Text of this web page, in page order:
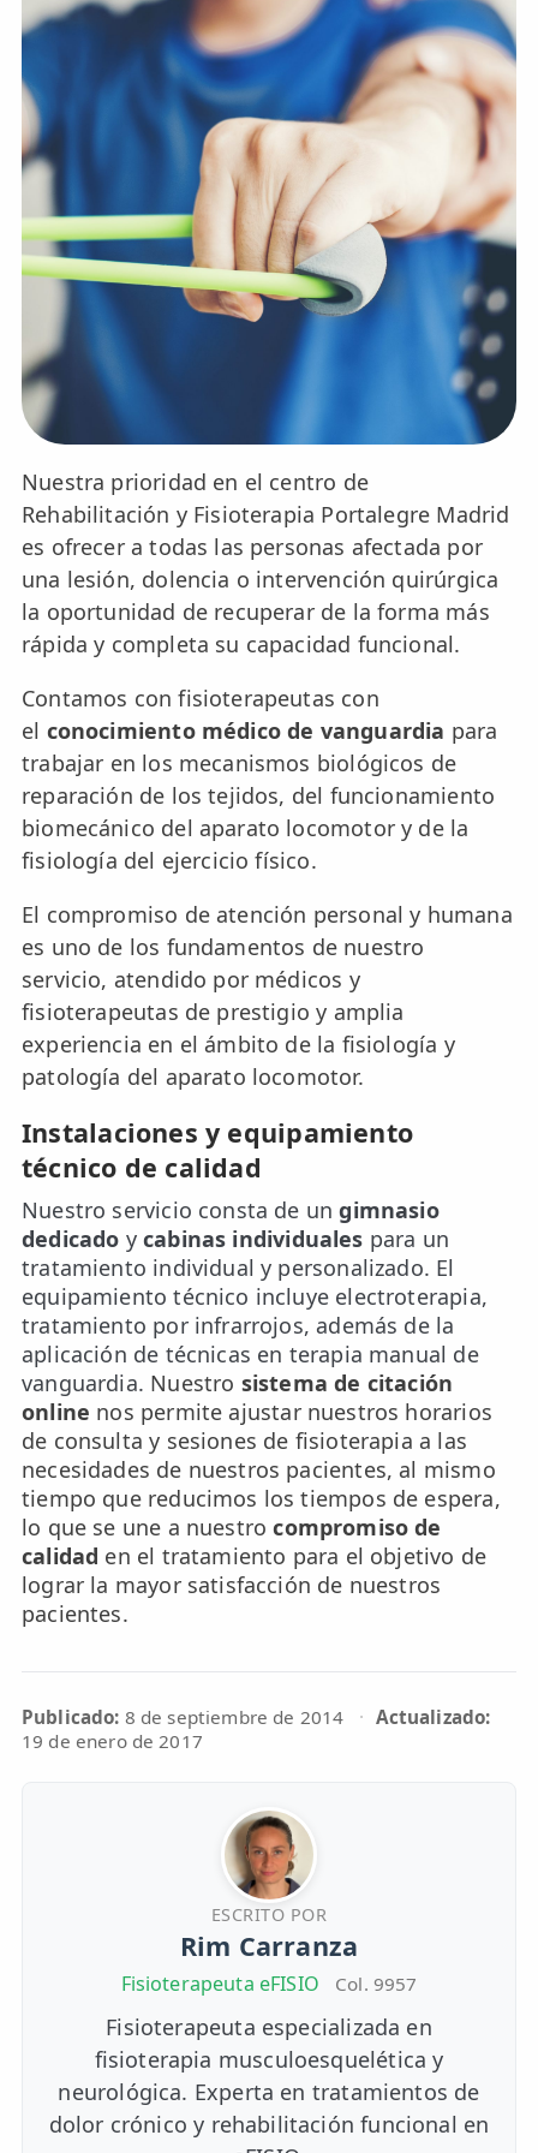
💆‍♀️ Tratamientos
😓 Síntomas
📅 Pedir Cita
📰 Blog
🏢 Empresas
UBICACIONES
🔍 Buscador Clínicas
📍 Barrio del Pilar
📍 Chamberí - Centro
📍 Barrio Salamanca
📍 Carabanchel - Usera
📍 Bravo Murillo
📍 Getafe
🛍️ Tienda Bonos
🛍️ Tienda Productos Fisioterapia
🎁 Tarjetas Regalo
🛒 Carrito
❤️ Ofertas
CONTACTO
☎️ 91 005 23 63
📧 Contacta
ESPECIALIDADES
🩻 Fisioterapia Traumatológica
😧 Fisioterapia ATM
🦴 Osteopatía
🫶 Suelo Pélvico
💆 Masajes Madrid
🏅 Fisioterapia Deportiva
🧠 Fisioterapia Neurológica
🧍 Fisioterapia Vestibular
🫁 Fisioterapia Respiratoria
👶 Fisioterapia Pediátrica
TRATAMIENTOS
✅ Punción Seca
✅ Ondas de Choque
✨ Radiofrecuencia INDIBA
✨ Drenaje Linfático Manual
✨ Presoterapia
✨ Cicatrices y Estrías
Nuestra prioridad en el centro de
Rehabilitación y Fisioterapia Portalegre Madrid
es ofrecer a todas las personas afectada por
una lesión, dolencia o intervención quirúrgica
la oportunidad de recuperar de la forma más
rápida y completa su capacidad funcional.
Contamos con fisioterapeutas con
el conocimiento médico de vanguardia para
trabajar en los mecanismos biológicos de
reparación de los tejidos, del funcionamiento
biomecánico del aparato locomotor y de la
fisiología del ejercicio físico.
El compromiso de atención personal y humana
es uno de los fundamentos de nuestro
servicio, atendido por médicos y
fisioterapeutas de prestigio y amplia
experiencia en el ámbito de la fisiología y
patología del aparato locomotor.
Instalaciones y equipamiento
técnico de calidad
Nuestro servicio consta de ungimnasio
dedicado y cabinas individuales para un
tratamiento individual y personalizado. El
equipamiento técnico incluye electroterapia,
tratamiento por infrarrojos, además de la
aplicación de técnicas en terapia manual de
vanguardia. Nuestro sistema de citación
online nos permite ajustar nuestros horarios
de consulta y sesiones de fisioterapia a las
necesidades de nuestros pacientes, al mismo
tiempo que reducimos los tiempos de espera,
lo que se une a nuestrocompromiso de
calidad en el tratamiento para el objetivo de
lograr la mayor satisfacción de nuestros
pacientes.
Publicado: 8 de septiembre de 2014 · Actualizado:
19 de enero de 2017
ESCRITO POR
Rim Carranza
Fisioterapeuta eFISIO Col. 9957
Fisioterapeuta especializada en
fisioterapia musculoesquelética y
neurológica. Experta en tratamientos de
dolor crónico y rehabilitación funcional en